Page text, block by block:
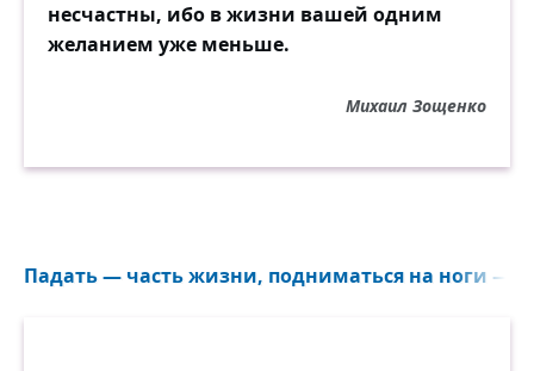
несчастны, ибо в жизни вашей одним
желанием уже меньше.
Михаил Зощенко
Падать — часть жизни, подниматься на ноги —